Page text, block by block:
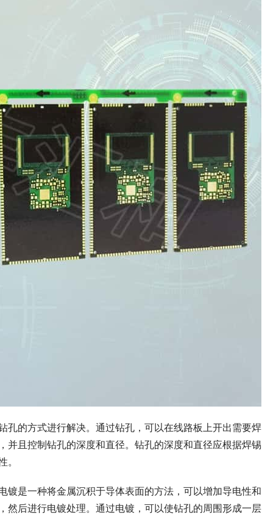
的方式进行解决。通过钻孔，可以在线路板上开出需要焊
且控制钻孔的深度和直径。钻孔的深度和直径应根据焊锡
是一种将金属沉积于导体表面的方法，可以增加导电性和
后进行电镀处理。通过电镀，可以使钻孔的周围形成一层